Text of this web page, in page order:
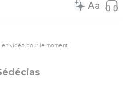
vidéo pour le moment.